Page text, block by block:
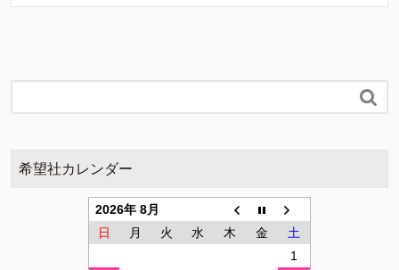

希望社カレンダー
2026年 8月
日
月 火 水 木 金
土
1